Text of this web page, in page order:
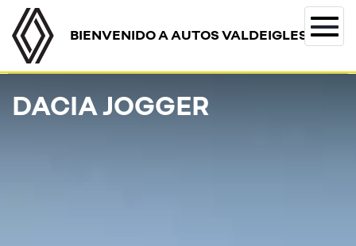
BIENVENIDO A AUTOS VALDEIGLESIAS
DACIA JOGGER